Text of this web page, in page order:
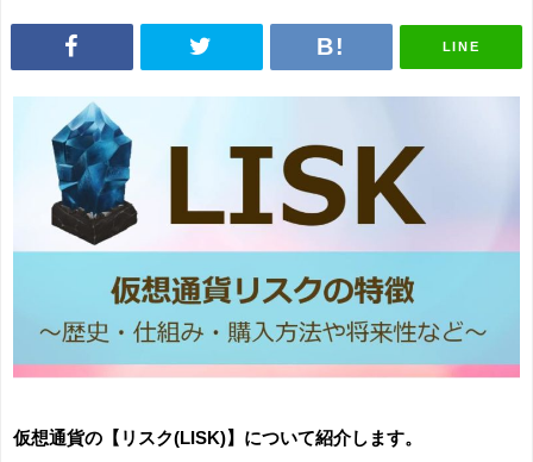
LINE
仮想通貨の【リスク(LISK)】について紹介します。